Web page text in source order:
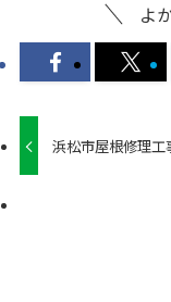
よ
浜松市屋根修理工